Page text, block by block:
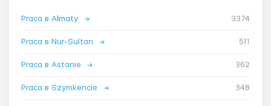
Praca в Ałmaty → 3374
Praca в Nur-Sultan → 511
Praca в Astanie → 362
Praca в Szymkencie → 348